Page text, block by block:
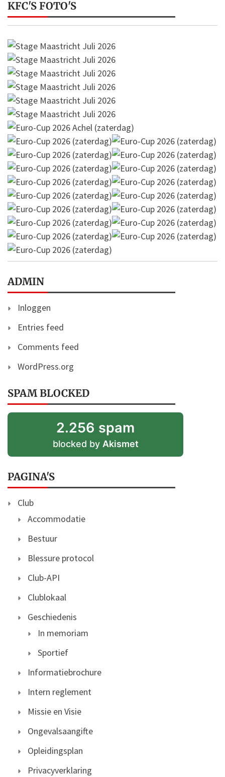
KFC'S FOTO'S
ADMIN
Inloggen
Entries feed
Comments feed
WordPress.org
SPAM BLOCKED
2.256 spam
blocked by Akismet
PAGINA'S
Club
Accommodatie
Bestuur
Blessure protocol
Club-API
Clublokaal
Geschiedenis
In memoriam
Sportief
Informatiebrochure
Intern reglement
Missie en Visie
Ongevalsaangifte
Opleidingsplan
Privacyverklaring